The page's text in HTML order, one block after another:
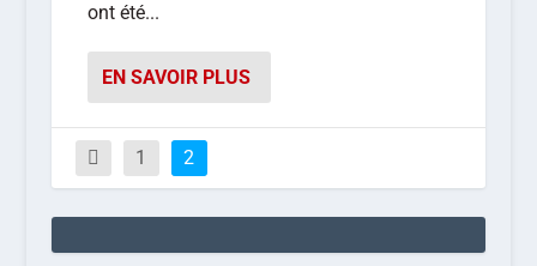
ont été...
EN SAVOIR PLUS
1 2